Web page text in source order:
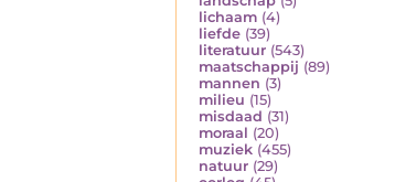
lichaam (4)
liefde (39)
literatuur (543)
maatschappij (89)
mannen (3)
milieu (15)
misdaad (31)
moraal (20)
muziek (455)
natuur (29)